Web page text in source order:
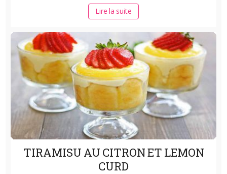
Lire la suite
TIRAMISU AU CITRON ET LEMON
CURD